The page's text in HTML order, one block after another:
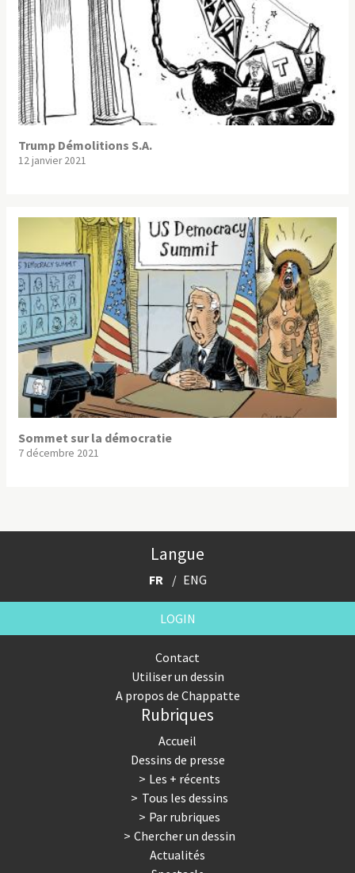
Trump Démolitions S.A.
12 janvier 2021
Sommet sur la démocratie
7 décembre 2021
Langue
FR ENG
LOGIN
Contact
Utiliser un dessin
A propos de Chappatte
Rubriques
Accueil
Dessins de presse
Les + récents
Tous les dessins
Par rubriques
Chercher un dessin
Actualités